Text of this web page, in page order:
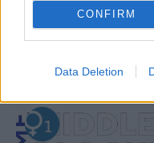
CONFIRM
Data Deletion